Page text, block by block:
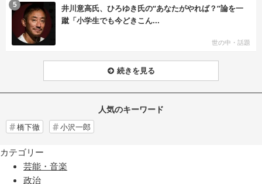
井川意高氏、ひろゆき氏の“あなたがやれば？”論を一
蹴「小学生でも今どきこん...
世の中・話題
5
続きを見る
人気のキーワード
橋下徹 小沢一郎
カテゴリー
芸能・音楽
政治